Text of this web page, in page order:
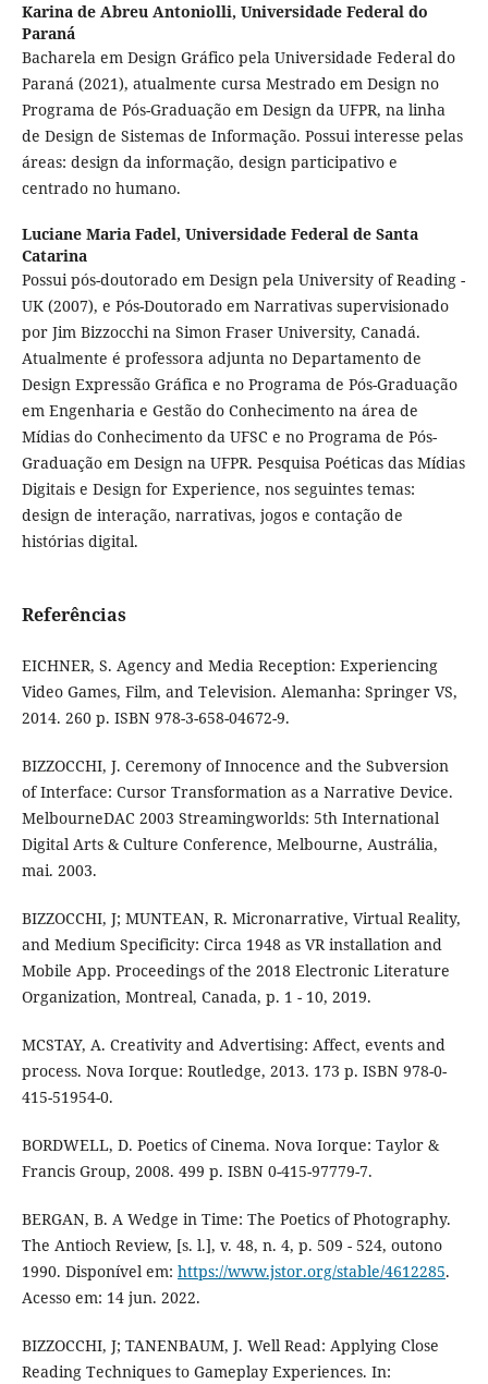
Karina de Abreu Antoniolli, Universidade Federal do
Paraná
Bacharela em Design Gráfico pela Universidade Federal do
Paraná (2021), atualmente cursa Mestrado em Design no
Programa de Pós-Graduação em Design da UFPR, na linha
de Design de Sistemas de Informação. Possui interesse pelas
áreas: design da informação, design participativo e
centrado no humano.
Luciane Maria Fadel, Universidade Federal de Santa
Catarina
Possui pós-doutorado em Design pela University of Reading -
UK (2007), e Pós-Doutorado em Narrativas supervisionado
por Jim Bizzocchi na Simon Fraser University, Canadá.
Atualmente é professora adjunta no Departamento de
Design Expressão Gráfica e no Programa de Pós-Graduação
em Engenharia e Gestão do Conhecimento na área de
Mídias do Conhecimento da UFSC e no Programa de Pós-
Graduação em Design na UFPR. Pesquisa Poéticas das Mídias
Digitais e Design for Experience, nos seguintes temas:
design de interação, narrativas, jogos e contação de
histórias digital.
Referências
EICHNER, S. Agency and Media Reception: Experiencing
Video Games, Film, and Television. Alemanha: Springer VS,
2014. 260 p. ISBN 978-3-658-04672-9.
BIZZOCCHI, J. Ceremony of Innocence and the Subversion
of Interface: Cursor Transformation as a Narrative Device.
MelbourneDAC 2003 Streamingworlds: 5th International
Digital Arts & Culture Conference, Melbourne, Austrália,
mai. 2003.
BIZZOCCHI, J; MUNTEAN, R. Micronarrative, Virtual Reality,
and Medium Specificity: Circa 1948 as VR installation and
Mobile App. Proceedings of the 2018 Electronic Literature
Organization, Montreal, Canada, p. 1 - 10, 2019.
MCSTAY, A. Creativity and Advertising: Affect, events and
process. Nova Iorque: Routledge, 2013. 173 p. ISBN 978-0-
415-51954-0.
BORDWELL, D. Poetics of Cinema. Nova Iorque: Taylor &
Francis Group, 2008. 499 p. ISBN 0-415-97779-7.
BERGAN, B. A Wedge in Time: The Poetics of Photography.
The Antioch Review, [s. l.], v. 48, n. 4, p. 509 - 524, outono
1990. Disponível em: https://www.jstor.org/stable/4612285.
Acesso em: 14 jun. 2022.
BIZZOCCHI, J; TANENBAUM, J. Well Read: Applying Close
Reading Techniques to Gameplay Experiences. In: